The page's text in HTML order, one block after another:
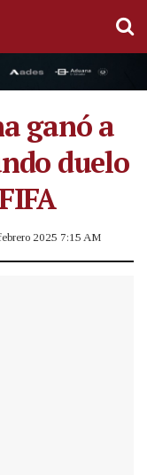
ganó a
duelo
2025 7:15 AM